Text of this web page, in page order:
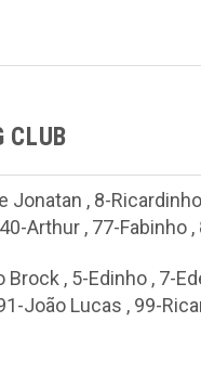
CLUB
Jonatan , 8-Ricardinho
40-Arthur , 77-Fabinho ,
Brock , 5-Edinho , 7-
João Lucas , 99-